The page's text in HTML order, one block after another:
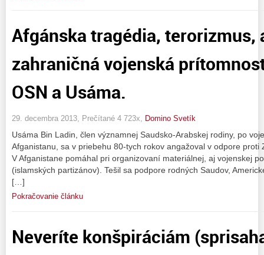
Afgánska tragédia, terorizmus,
zahraničná vojenská
OSN a Usáma.
29. decembra 2013, Prečítané 4 723x, Domino Svetík
Usáma Bin Ladin, člen významnej Saudsko-Arabskej rodiny, po
Afganistanu, sa v priebehu 80-tych rokov angažoval v odpore proti
V Afganistane pomáhal pri organizovaní materiálnej, aj vojenskej
(islamských partizánov). Tešil sa podpore rodných Saudov,
[…]
Pokračovanie článku
Neveríte konšpiráciám